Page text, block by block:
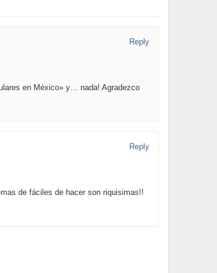
en México» y… nada! Agradezco
Reply
de fáciles de hacer son riquisimas!!
Reply